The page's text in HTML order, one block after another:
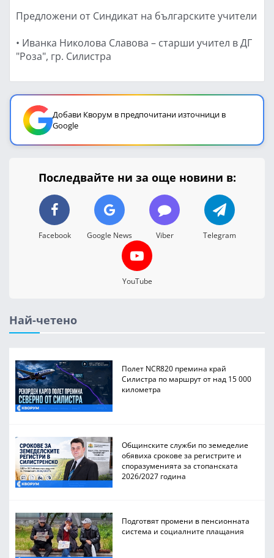
Предложени от Синдикат на българските учители
• Иванка Николова Славова – старши учител в ДГ
"Роза", гр. Силистра
Добави Кворум в предпочитани източници в
Google
Последвайте ни за още новини в:
Facebook Google News Viber Telegram
YouTube
Най-четено
Полет NCR820 премина край
Силистра по маршрут от над 15 000
километра
Общинските служби по земеделие
обявиха срокове за регистрите и
споразуменията за стопанската
2026/2027 година
Подготвят промени в пенсионната
система и социалните плащания